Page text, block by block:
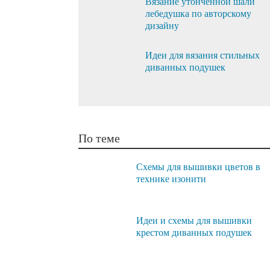
лебедушка по авторскому
дизайну
Идеи для вязания стильных
диванных подушек
По теме
Схемы для вышивки цветов в
технике изонити
Идеи и схемы для вышивки
крестом диванных подушек